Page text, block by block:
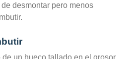
desmontar pero menos
de un hueco tallado en el grosor